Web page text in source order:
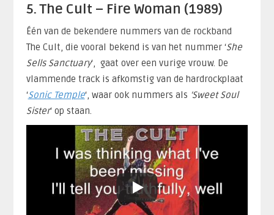
5. The Cult – Fire Woman (1989)
Één van de bekendere nummers van de rockband
The Cult, die vooral bekend is van het nummer ‘She
Sells Sanctuary‘, gaat over een vurige vrouw. De
vlammende track is afkomstig van de hardrockplaat
‘Sonic Temple‘, waar ook nummers als ‘Sweet Soul
Sister‘ op staan.